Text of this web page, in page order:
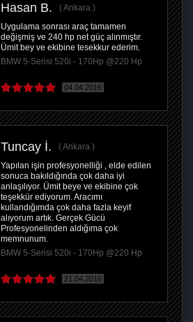
Hasan B.
Ankara
Uygulama sonrası araç tamamen
değişmiş ve 240 hp net güç alınmıştır.
Ümit bey ve ekibine tesekkur ederim.
BMW 5-Serisi 520i - 170Hp @220 Hp
04.04.2016
Tuncay İ.
Ankara
Yapılan işin profesyonelliği , elde edilen
sonuca bakıldığında çok daha iyi
anlaşılıyor. Ümit beye ve ekibine çok
teşekkür ediyorum. Aracımı
kullandığımda çok daha fazla keyif
alıyorum artık. Gerçek Gücü
Profesyonelinden aldığıma çok
memnunum.
BMW 5-Serisi 520i - 170Hp @220 Hp
21.04.2016